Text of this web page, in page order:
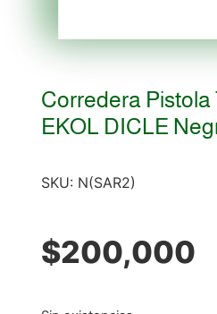
Corredera
EKOL DICLE
SKU: N(SAR2)
$200,000